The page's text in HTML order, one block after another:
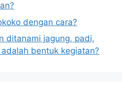
dengan cara?
ditanami jagung, padi,
bentuk kegiatan?